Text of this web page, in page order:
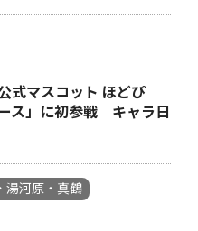
式マスコット ほどぴ
ス」に初参戦 キャラ日
湯河原・真鶴